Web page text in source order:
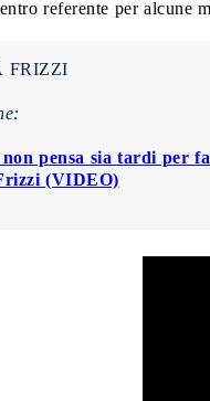
referente per alcune
pensa sia tardi per
(VIDEO)